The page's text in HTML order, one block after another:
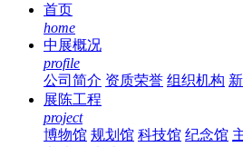
首页
home
中展概况
profile
公司简介 资质荣誉 组织机构
展陈工程
project
博物馆 规划馆 科技馆 纪念馆